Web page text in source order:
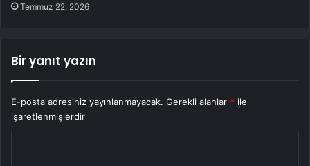
Temmuz 22, 2026
Bir yanıt yazın
E-posta adresiniz yayınlanmayacak. Gerekli alanlar * ile
işaretlenmişlerdir